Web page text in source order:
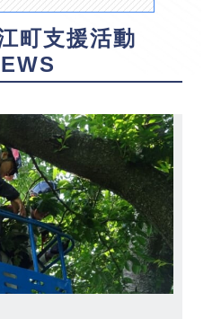
町支援活動